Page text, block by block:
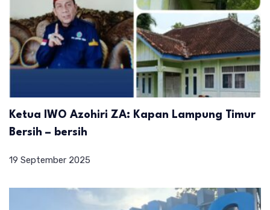
Ketua IWO Azohiri ZA: Kapan Lampung Timur
Bersih – bersih
19 September 2025